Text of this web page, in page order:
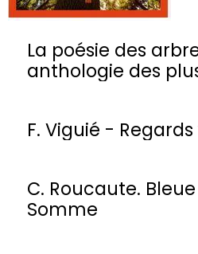
La poésie des
anthologie des
F. Viguié -
C. Roucaute.
Somme